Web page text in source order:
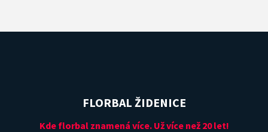
FLORBAL ŽIDENICE
Kde florbal znamená více. Už více než 20 let!